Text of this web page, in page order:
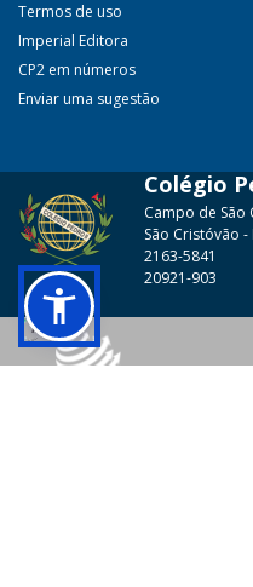
Termos de uso
Imperial Editora
CP2 em números
Enviar uma sugestão
Colégio
Campo de São
São Cristóvão -
2163-5841
20921-903